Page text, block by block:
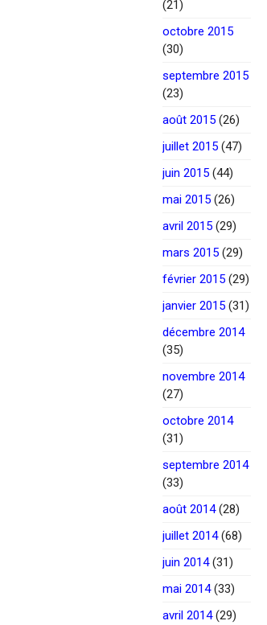
(21)
octobre 2015
(30)
septembre 2015
(23)
août 2015 (26)
juillet 2015 (47)
juin 2015 (44)
mai 2015 (26)
avril 2015 (29)
mars 2015 (29)
février 2015 (29)
janvier 2015 (31)
décembre 2014
(35)
novembre 2014
(27)
octobre 2014
(31)
septembre 2014
(33)
août 2014(28)
juillet 2014(68)
juin 2014(31)
mai 2014(33)
avril 2014(29)